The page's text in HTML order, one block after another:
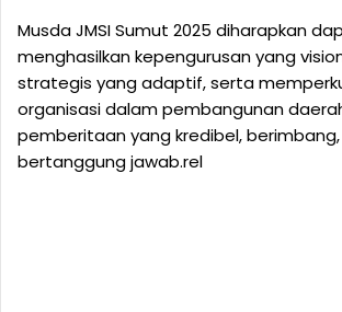
Musda JMSI Sumut 2025 diharapkan
menghasilkan kepengurusan yang
strategis yang adaptif, serta
organisasi dalam pembangunan
pemberitaan yang kredibel,
bertanggung jawab.rel